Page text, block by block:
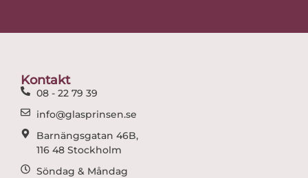
Kontakt
08 - 22 79 39
info@glasprinsen.se
Barnängsgatan 46B,
116 48 Stockholm
Söndag & Måndag